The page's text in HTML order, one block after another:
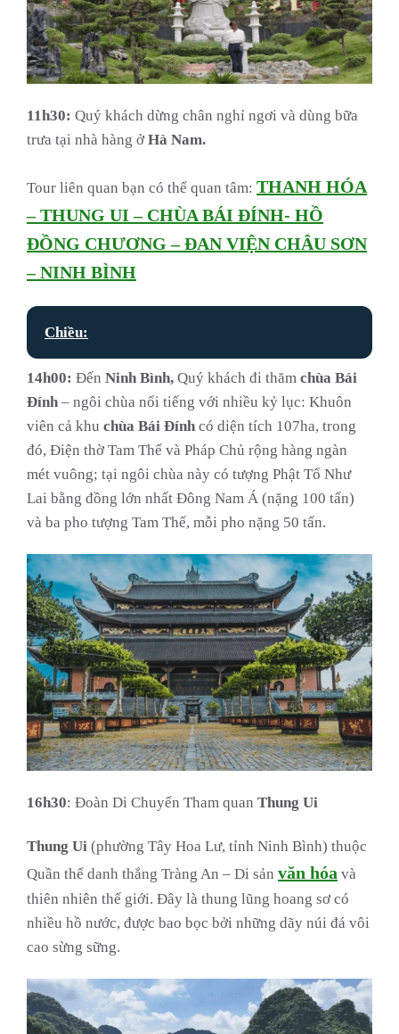
11h30: Quý khách dừng chân nghỉ ngơi và dùng bữa
trưa tại nhà hàng ở Hà Nam.
Tour liên quan bạn có thể quan tâm: THANH HÓA
– THUNG UI – CHÙA BÁI ĐÍNH- HỒ
ĐỒNG CHƯƠNG – ĐAN VIỆN CHÂU SƠN
– NINH BÌNH
Chiều:
14h00: Đến Ninh Bình, Quý khách đi thăm chùa Bái
Đính – ngôi chùa nổi tiếng với nhiều kỷ lục: Khuôn
viên cả khu chùa Bái Đính có diện tích 107ha, trong
đó, Điện thờ Tam Thế và Pháp Chủ rộng hàng ngàn
mét vuông; tại ngôi chùa này có tượng Phật Tổ Như
Lai bằng đồng lớn nhất Đông Nam Á (nặng 100 tấn)
và ba pho tượng Tam Thế, mỗi pho nặng 50 tấn.
16h30: Đoàn Di Chuyển Tham quan Thung Ui
Thung Ui (phường Tây Hoa Lư, tỉnh Ninh Bình) thuộc
Quần thể danh thắng Tràng An – Di sản văn hóa và
thiên nhiên thế giới. Đây là thung lũng hoang sơ có
nhiều hồ nước, được bao bọc bởi những dãy núi đá vôi
cao sừng sững.